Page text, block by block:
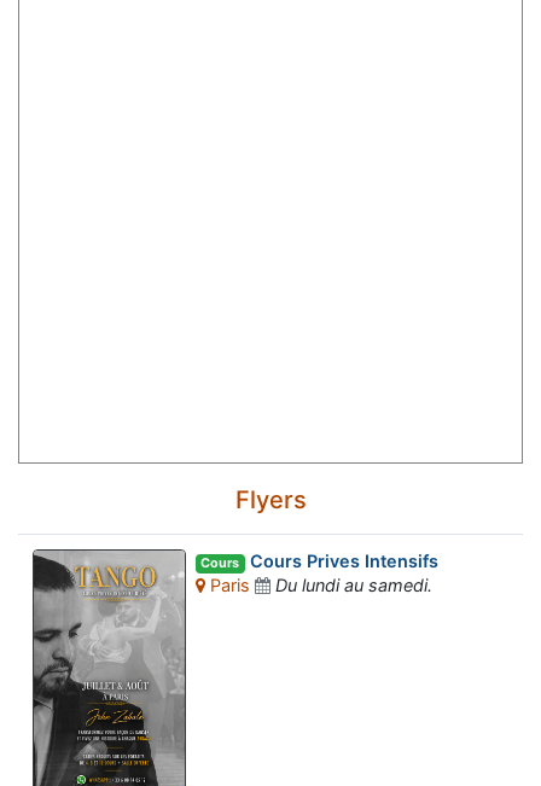
Flyers
Cours Cours Prives Intensifs
Paris
Du lundi au samedi.